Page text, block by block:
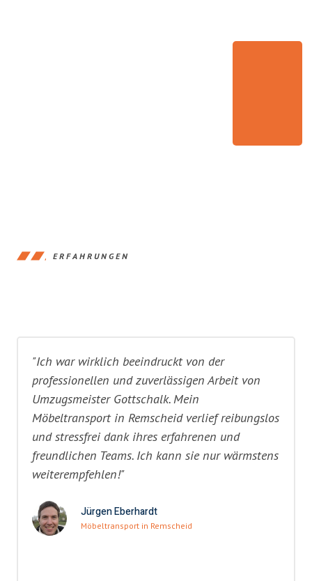
ERFAHRUNGEN
"Ich war wirklich beeindruckt von der
professionellen und zuverlässigen Arbeit von
Umzugsmeister Gottschalk. Mein
Möbeltransport in Remscheid verlief reibungslos
und stressfrei dank ihres erfahrenen und
freundlichen Teams. Ich kann sie nur wärmstens
weiterempfehlen!"
Jürgen Eberhardt
Möbeltransport in Remscheid